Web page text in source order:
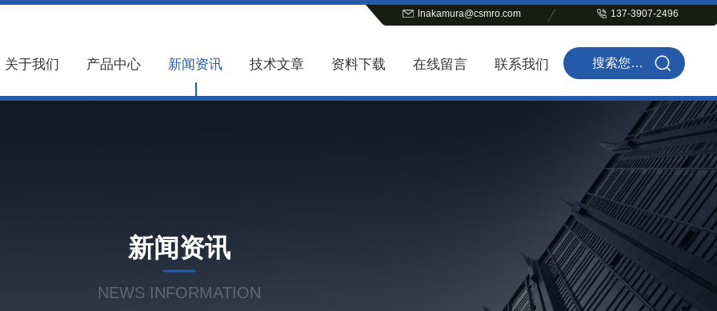
lnakamura@csmro.com 137-3907-2496
关于我们 产品中心 新闻资讯 技术文章 资料下载 在线留言 联系我们
新闻资讯
NEWS INFORMATION